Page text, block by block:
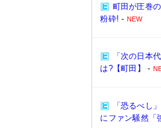
町田が圧巻
粉砕! - NEW
「次の日本
は?【町田】
-
「恐るべし
にファン騒然「